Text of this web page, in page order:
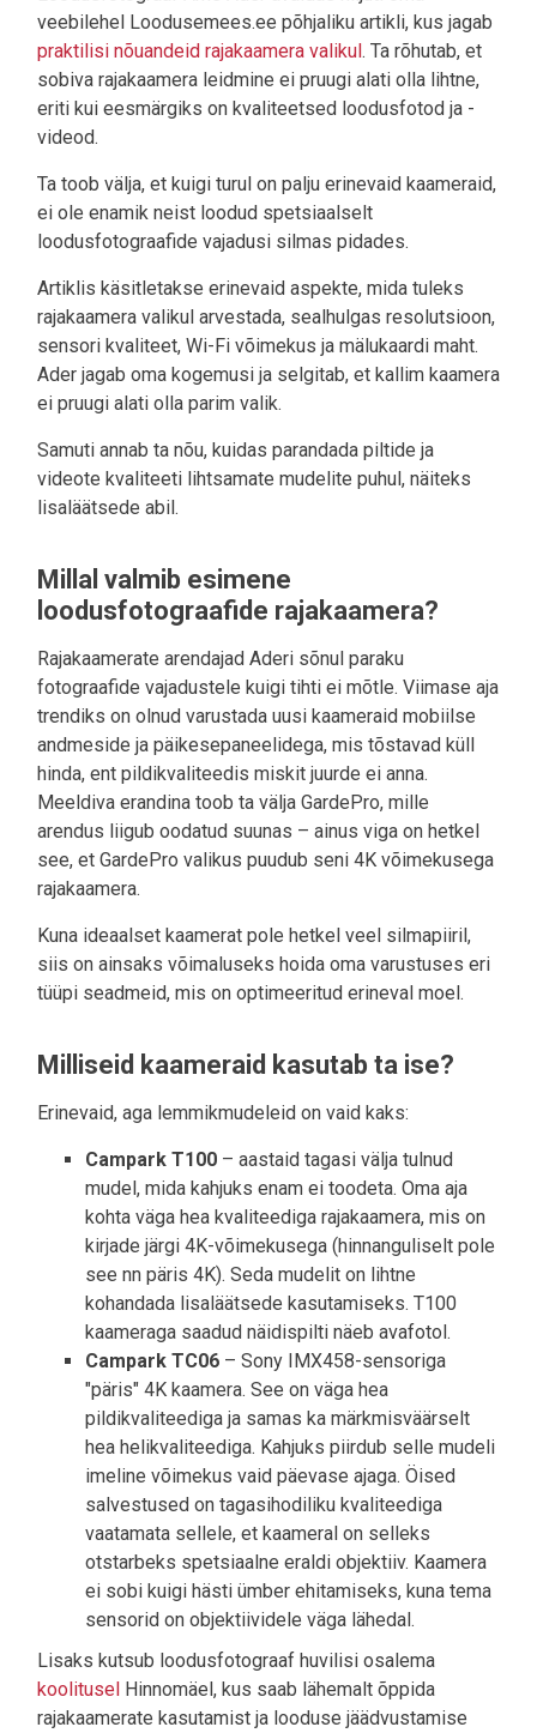
veebilehel Loodusemees.ee põhjaliku artikli, kus jagab
praktilisi nõuandeid rajakaamera valikul. Ta rõhutab, et
sobiva rajakaamera leidmine ei pruugi alati olla lihtne,
eriti kui eesmärgiks on kvaliteetsed loodusfotod ja -
videod.
Ta toob välja, et kuigi turul on palju erinevaid kaameraid,
ei ole enamik neist loodud spetsiaalselt
loodusfotograafide vajadusi silmas pidades.
Artiklis käsitletakse erinevaid aspekte, mida tuleks
rajakaamera valikul arvestada, sealhulgas resolutsioon,
sensori kvaliteet, Wi-Fi võimekus ja mälukaardi maht.
Ader jagab oma kogemusi ja selgitab, et kallim kaamera
ei pruugi alati olla parim valik.
Samuti annab ta nõu, kuidas parandada piltide ja
videote kvaliteeti lihtsamate mudelite puhul, näiteks
lisaläätsede abil.
Millal valmib esimene
loodusfotograafide rajakaamera?
Rajakaamerate arendajad Aderi sõnul paraku
fotograafide vajadustele kuigi tihti ei mõtle. Viimase aja
trendiks on olnud varustada uusi kaameraid mobiilse
andmeside ja päikesepaneelidega, mis tõstavad küll
hinda, ent pildikvaliteedis miskit juurde ei anna.
Meeldiva erandina toob ta välja GardePro, mille
arendus liigub oodatud suunas – ainus viga on hetkel
see, et GardePro valikus puudub seni 4K võimekusega
rajakaamera.
Kuna ideaalset kaamerat pole hetkel veel silmapiiril,
siis on ainsaks võimaluseks hoida oma varustuses eri
tüüpi seadmeid, mis on optimeeritud erineval moel.
Milliseid kaameraid kasutab ta ise?
Erinevaid, aga lemmikmudeleid on vaid kaks:
Campark T100 – aastaid tagasi välja tulnud
mudel, mida kahjuks enam ei toodeta. Oma aja
kohta väga hea kvaliteediga rajakaamera, mis on
kirjade järgi 4K-võimekusega (hinnanguliselt pole
see nn päris 4K). Seda mudelit on lihtne
kohandada lisaläätsede kasutamiseks. T100
kaameraga saadud näidispilti näeb avafotol.
Campark TC06 – Sony IMX458-sensoriga
"päris" 4K kaamera. See on väga hea
pildikvaliteediga ja samas ka märkmisväärselt
hea helikvaliteediga. Kahjuks piirdub selle mudeli
imeline võimekus vaid päevase ajaga. Öised
salvestused on tagasihodiliku kvaliteediga
vaatamata sellele, et kaameral on selleks
otstarbeks spetsiaalne eraldi objektiiv. Kaamera
ei sobi kuigi hästi ümber ehitamiseks, kuna tema
sensorid on objektiividele väga lähedal.
Lisaks kutsub loodusfotograaf huvilisi osalema
koolitusel Hinnomäel, kus saab lähemalt õppida
rajakaamerate kasutamist ja looduse jäädvustamise